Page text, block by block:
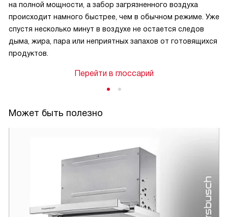
на полной мощности, а забор загрязненного воздуха
происходит намного быстрее, чем в обычном режиме. Уже
спустя несколько минут в воздухе не остается следов
дыма, жира, пара или неприятных запахов от готовящихся
продуктов.
Перейти в глоссарий
Может быть полезно